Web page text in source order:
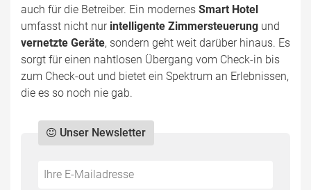
auch für die Betreiber. Ein modernes Smart Hotel
umfasst nicht nur intelligente Zimmersteuerung und
vernetzte Geräte, sondern geht weit darüber hinaus. Es
sorgt für einen nahtlosen Übergang vom Check-in bis
zum Check-out und bietet ein Spektrum an Erlebnissen,
die es so noch nie gab.
Do
Unser Newsletter
*Ihre